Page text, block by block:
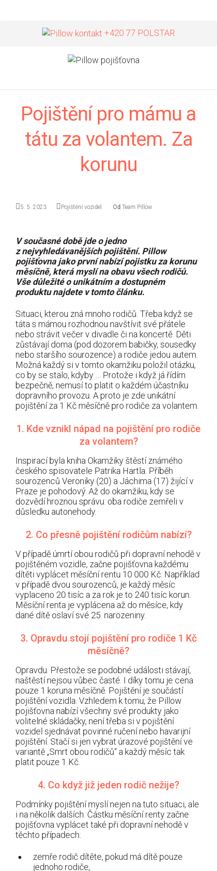
+420 77 POLSTAR
Pojištění pro mámu a
tátu za volantem. Za
korunu
5. 5. 2023 Pojištění vozidel Od Team Pillow
V současné době jde o jedno
z nejvyhledávanějších pojištění. Pillow
pojišťovna jako první nabízí pojistku za korunu
měsíčně, která myslí na obavu všech rodičů.
Vše důležité o unikátním a dostupném
produktu najdete v tomto článku.
Situaci, kterou zná mnoho rodičů. Třeba když se
táta s mámou rozhodnou navštívit své přátele
nebo strávit večer v divadle či na koncertě. Děti
zůstávají doma (pod dozorem babičky, sousedky
nebo staršího sourozence) a rodiče jedou autem.
Možná každý si v tomto okamžiku položil otázku,
co by se stalo, kdyby … Protože i když já řídím
bezpečně, nemusí to platit o každém účastníku
dopravního provozu. A proto je zde unikátní
pojištění za 1 Kč měsíčně pro rodiče za volantem.
1. Kde vznikl nápad na pojištění pro rodiče
za volantem?
Inspirací byla kniha Okamžiky štěstí známého
českého spisovatele Patrika Hartla. Příběh
sourozenců Veroniky (20) a Jáchima (17) žijící v
Praze je pohodový. Až do okamžiku, kdy se
dozvědí hroznou správu: oba rodiče zemřeli v
důsledku autonehody.
2. Co přesně pojištění rodičům nabízí?
V případě úmrtí obou rodičů při dopravní nehodě v
pojištěném vozidle, začne pojišťovna každému
dítěti vyplácet měsíční rentu 10 000 Kč. Například
v případě dvou sourozenců, je každý měsíc
vyplaceno 20 tisíc a za rok je to 240 tisíc korun.
Měsíční renta je vyplácena až do měsíce, kdy
dané dítě oslaví své 25. narozeniny.
3. Opravdu stojí pojištění pro rodiče 1 Kč
měsíčně?
Opravdu. Přestože se podobné události stávají,
naštěstí nejsou vůbec časté. I díky tomu je cena
pouze 1 koruna měsíčně. Pojištění je součástí
pojištění vozidla. Vzhledem k tomu, že Pillow
pojišťovna nabízí všechny své produkty jako
volitelné skládačky, není třeba si v pojištění
vozidel sjednávat povinné ručení nebo havarijní
pojištění. Stačí si jen vybrat úrazové pojištění ve
variantě „Smrt obou rodičů“ a každý měsíc tak
platit pouze 1 Kč.
4. Co když již jeden rodič nežije?
Podmínky pojištění myslí nejen na tuto situaci, ale
i na několik dalších. Částku měsíční renty začne
pojišťovna vyplácet také při dopravní nehodě v
těchto případech:
zemře rodič dítěte, pokud má dítě pouze
jednoho rodiče,